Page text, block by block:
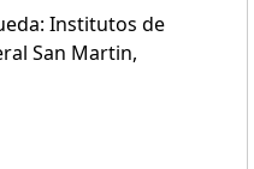
Institutos de
San Martin,